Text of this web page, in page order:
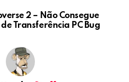
2 – Não Consegue
Transferência PC Bug